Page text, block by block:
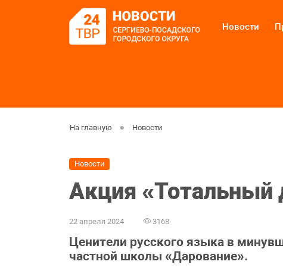
Новости
На главную Новости
Новости
Акция «Тотальный
22 апреля 2024 3168
Ценители русского языка в
частной школы «Дарование».